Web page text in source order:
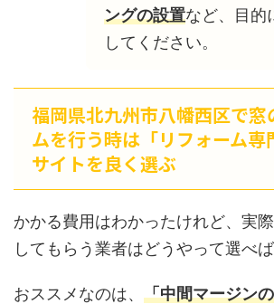
ングの設置など、目的
してください。
福岡県北九州市八幡西区で窓
ムを行う時は「リフォーム専
サイトを良く選ぶ
かかる費用はわかったけれど、実
してもらう業者はどうやって選べ
おススメなのは、 「中間マージン